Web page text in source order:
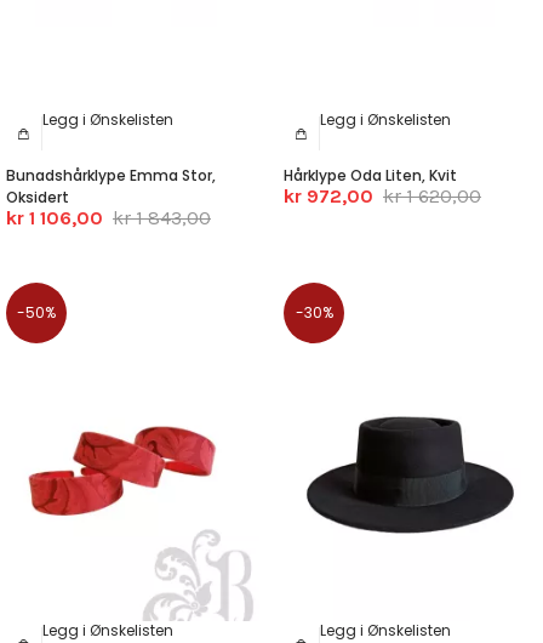
Legg i Ønskelisten
Bunadshårklype Emma Stor,
Oksidert
kr 1 106,00 kr 1 843,00
Legg i Ønskelisten
Hårklype Oda Liten, Kvit
kr 972,00 kr 1 620,00
-50%
Legg i Ønskelisten
-30%
Legg i Ønskelisten